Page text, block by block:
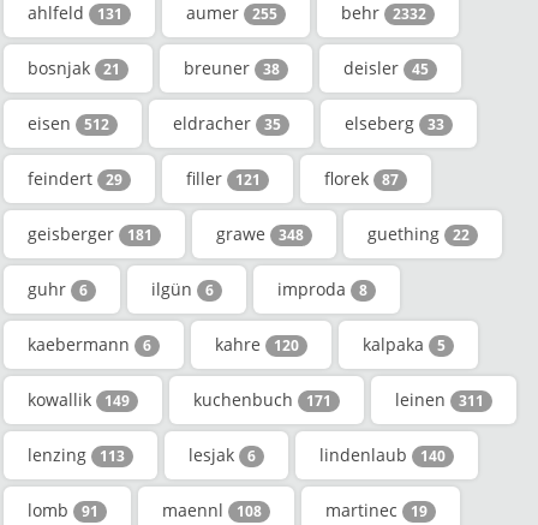
ahlfeld 131 aumer 255 behr 2332
bosnjak 21 breuner 38 deisler 45
eisen 512 eldracher 35 elseberg 33
feindert 29 filler 121 florek 87
geisberger 181 grawe 348 guething 22
guhr 6 ilgün 6 improda 8
kaebermann 6 kahre 120 kalpaka 5
kowallik 149 kuchenbuch 171 leinen 311
lenzing 113 lesjak 6 lindenlaub 140
lomb 91 maennl 108 martinec 19